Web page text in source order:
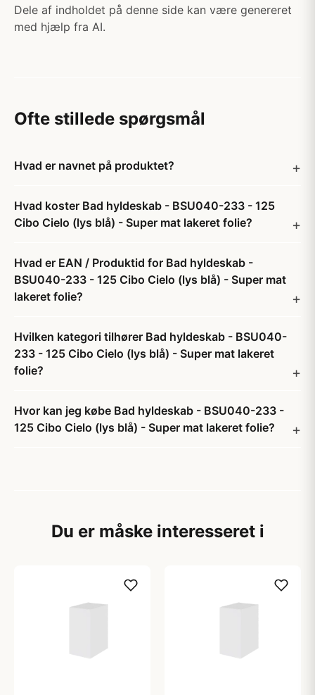
Dele af indholdet på denne side kan være genereret
med hjælp fra AI.
Ofte stillede spørgsmål
Hvad er navnet på produktet?
Hvad koster Bad hyldeskab - BSU040-233 - 125
Cibo Cielo (lys blå) - Super mat lakeret folie?
Hvad er EAN / Produktid for Bad hyldeskab -
BSU040-233 - 125 Cibo Cielo (lys blå) - Super mat
lakeret folie?
Hvilken kategori tilhører Bad hyldeskab - BSU040-
233 - 125 Cibo Cielo (lys blå) - Super mat lakeret
folie?
Hvor kan jeg købe Bad hyldeskab - BSU040-233 -
125 Cibo Cielo (lys blå) - Super mat lakeret folie?
Du er måske interesseret i